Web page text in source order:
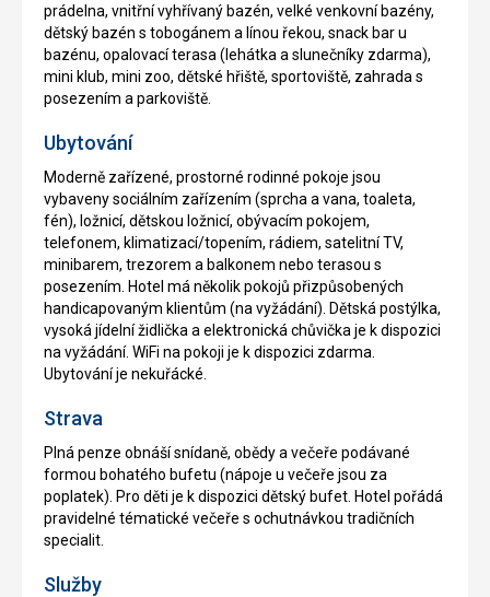
prádelna, vnitřní vyhřívaný bazén, velké venkovní bazény,
dětský bazén s tobogánem a línou řekou, snack bar u
bazénu, opalovací terasa (lehátka a slunečníky zdarma),
mini klub, mini zoo, dětské hřiště, sportoviště, zahrada s
posezením a parkoviště.
Ubytování
Moderně zařízené, prostorné rodinné pokoje jsou
vybaveny sociálním zařízením (sprcha a vana, toaleta,
fén), ložnicí, dětskou ložnicí, obývacím pokojem,
telefonem, klimatizací/topením, rádiem, satelitní TV,
minibarem, trezorem a balkonem nebo terasou s
posezením. Hotel má několik pokojů přizpůsobených
handicapovaným klientům (na vyžádání). Dětská postýlka,
vysoká jídelní židlička a elektronická chůvička je k dispozici
na vyžádání. WiFi na pokoji je k dispozici zdarma.
Ubytování je nekuřácké.
Strava
Plná penze obnáší snídaně, obědy a večeře podávané
formou bohatého bufetu (nápoje u večeře jsou za
poplatek). Pro děti je k dispozici dětský bufet. Hotel pořádá
pravidelné tématické večeře s ochutnávkou tradičních
specialit.
Služby